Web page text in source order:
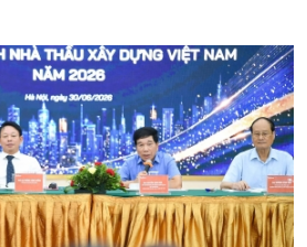
Thời sự
Thời sự 6h
Thời sự 12h
Thời sự 18h
Thời sự 21h30
Bản tin